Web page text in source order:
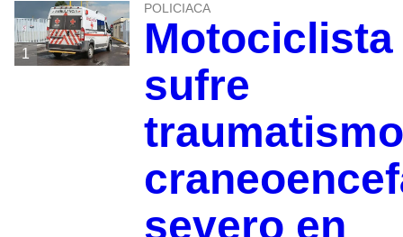
1
POLICIACA
Motociclista
sufre
traumatismo
severo en